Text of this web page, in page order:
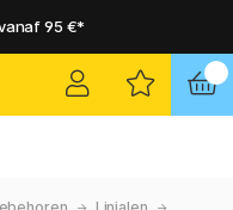
95 €*
95 €*